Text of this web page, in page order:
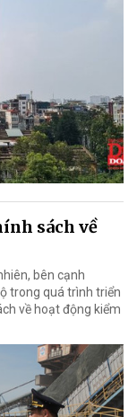
sách về
bên cạnh
trong quá trình triển
về hoạt động kiểm